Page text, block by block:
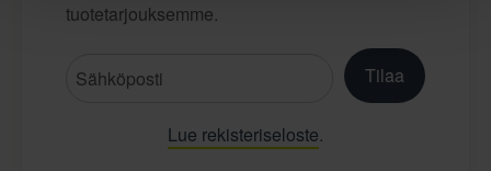
tuotetarjouksemme.
Tilaa
Lue rekisteriseloste.